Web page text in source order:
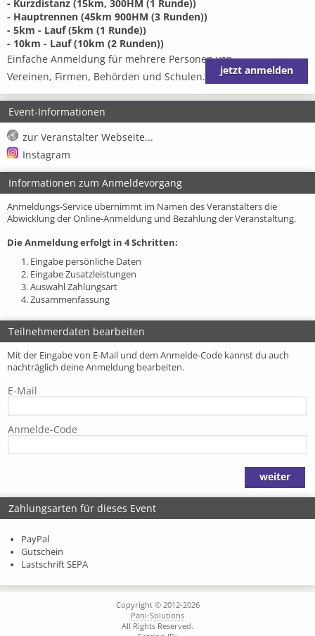
- Kurzdistanz (15km, 300HM (1 Runde))
- Hauptrennen (45km 900HM (3 Runden))
- 5km - Lauf (5km (1 Runde))
- 10km - Lauf (10km (2 Runden))
Einfache Anmeldung für mehrere Personen von
Vereinen, Firmen, Behörden und Schulen.
jetzt anmelden
Event-Informationen
zur Veranstalter Webseite...
Instagram
Informationen zum Anmeldevorgang
Anmeldungs-Service übernimmt im Namen des Veranstalters die
Abwicklung der Online-Anmeldung und Bezahlung der Veranstaltung.
Die Anmeldung erfolgt in 4 Schritten:
1. Eingabe persönliche Daten
2. Eingabe Zusatzleistungen
3. Auswahl Zahlungsart
4. Zusammenfassung
Teilnehmerdaten bearbeiten
Mit der Eingabe von E-Mail und dem Anmelde-Code kannst du auch
nachträglich deine Anmeldung bearbeiten.
E-Mail
Anmelde-Code
Zahlungsarten für dieses Event
PayPal
Gutschein
Lastschrift SEPA
Copyright © 2012-2026
Pani-Solutions
All Rights Reserved.